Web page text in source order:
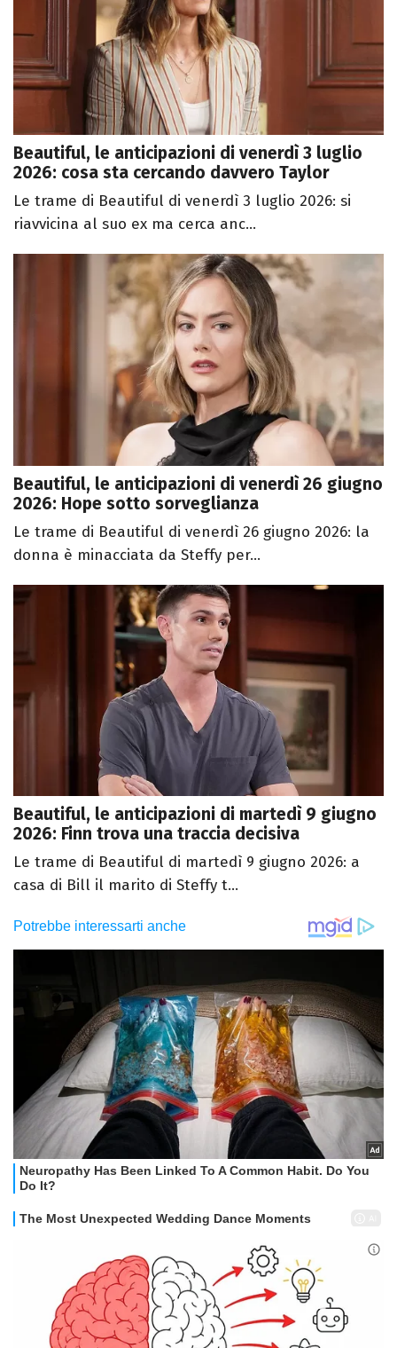
Beautiful, le anticipazioni di venerdì 3 luglio
2026: cosa sta cercando davvero Taylor
Le trame di Beautiful di venerdì 3 luglio 2026: si
riavvicina al suo ex ma cerca anc...
Beautiful, le anticipazioni di venerdì 26 giugno
2026: Hope sotto sorveglianza
Le trame di Beautiful di venerdì 26 giugno 2026: la
donna è minacciata da Steffy per...
Beautiful, le anticipazioni di martedì 9 giugno
2026: Finn trova una traccia decisiva
Le trame di Beautiful di martedì 9 giugno 2026: a
casa di Bill il marito di Steffy t...